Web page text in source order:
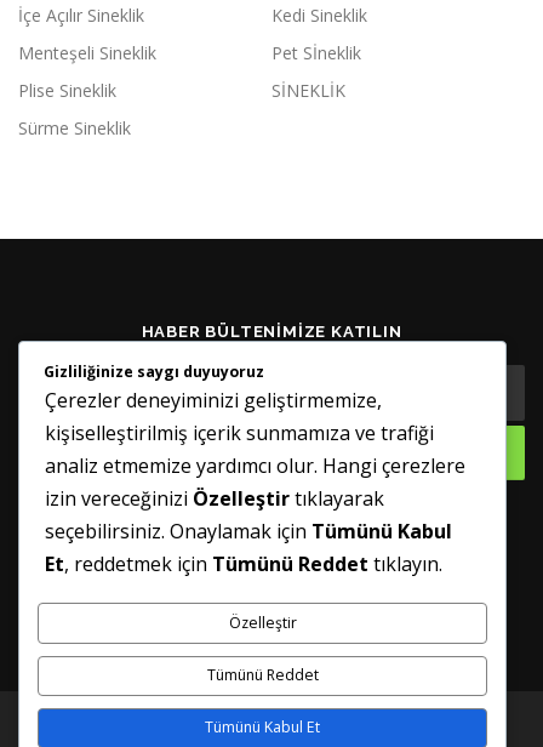
İçe Açılır Sineklik
Kedi Sineklik
Menteşeli Sineklik
Pet Sİneklik
Plise Sineklik
SİNEKLİK
Sürme Sineklik
HABER BÜLTENIMIZE KATILIN
GÜNCELLENMIŞ TUTUN
Gizliliğinize saygı duyuyoruz
Çerezler deneyiminizi geliştirmemize,
kişiselleştirilmiş içerik sunmamıza ve trafiği
analiz etmemize yardımcı olur. Hangi çerezlere
izin vereceğinizi Özelleştirtıklayarak
seçebilirsiniz. Onaylamak için Tümünü Kabul
Et, reddetmek için Tümünü Reddet tıklayın.
Özelleştir
Tümünü Reddet
Tümünü Kabul Et